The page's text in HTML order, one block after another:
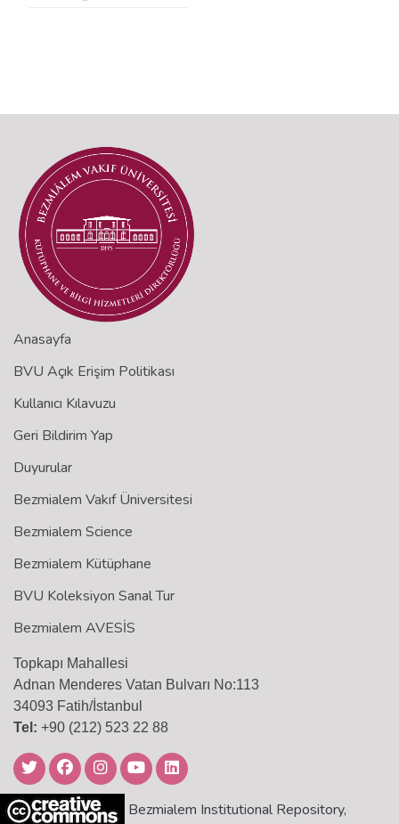
Anasayfa
BVU Açık Erişim Politikası
Kullanıcı Kılavuzu
Geri Bildirim Yap
Duyurular
Bezmialem Vakıf Üniversitesi
Bezmialem Science
Bezmialem Kütüphane
BVU Koleksiyon Sanal Tur
Bezmialem AVESİS
Topkapı Mahallesi
Adnan Menderes Vatan Bulvarı No:113
34093 Fatih/İstanbul
Tel: +90 (212) 523 22 88
Bezmialem Institutional Repository,